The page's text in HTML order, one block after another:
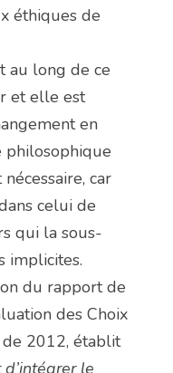
éthiques de
au long de ce
et elle est
en
philosophique
car
celui de
qui la sous-
implicites.
du rapport de
des Choix
de 2012, établit
d’intégrer le